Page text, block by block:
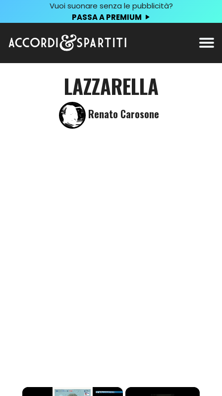
Vuoi suonare senza le pubblicità?
PASSA A PREMIUM
LAZZARELLA
Renato Carosone
×